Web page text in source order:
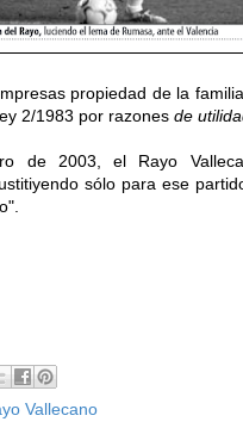
propiedad de la
2/1983 por razones de
de 2003, el Rayo
sólo para ese
Vallecano